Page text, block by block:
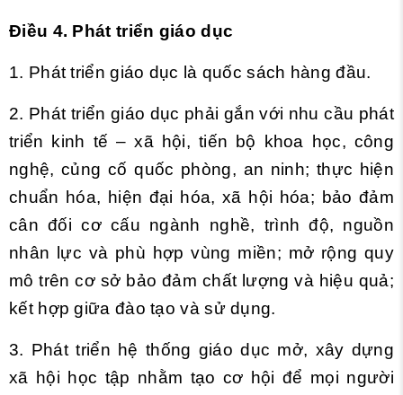
Điều 4. Phát triển giáo dục
1. Phát triển giáo dục là quốc sách hàng đầu.
2. Phát triển giáo dục phải gắn với nhu cầu phát
triển kinh tế – xã hội, tiến bộ khoa học, công
nghệ, củng cố quốc phòng, an ninh; thực hiện
chuẩn hóa, hiện đại hóa, xã hội hóa; bảo đảm
cân đối cơ cấu ngành nghề, trình độ, nguồn
nhân lực và phù hợp vùng miền; mở rộng quy
mô trên cơ sở bảo đảm chất lượng và hiệu quả;
kết hợp giữa đào tạo và sử dụng.
3. Phát triển hệ thống giáo dục mở, xây dựng
xã hội học tập nhằm tạo cơ hội để mọi người